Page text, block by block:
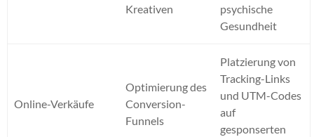
Kreativen
psychische
Gesundheit
Online-Verkäufe
Optimierung des
Conversion-
Funnels
Platzierung von
Tracking-Links
und UTM-Codes
auf
gesponserten